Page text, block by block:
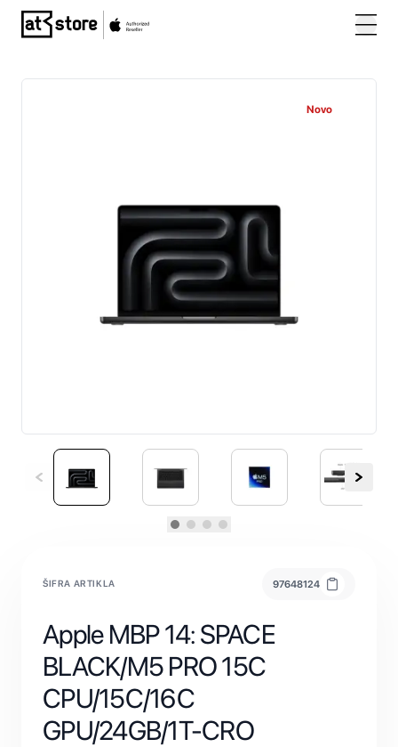
Posjetite početnu stranicu AT Store
Novo
ŠIFRA ARTIKLA 97648124
Apple MBP 14: SPACE
BLACK/M5 PRO 15C
CPU/15C/16C
GPU/24GB/1T-CRO